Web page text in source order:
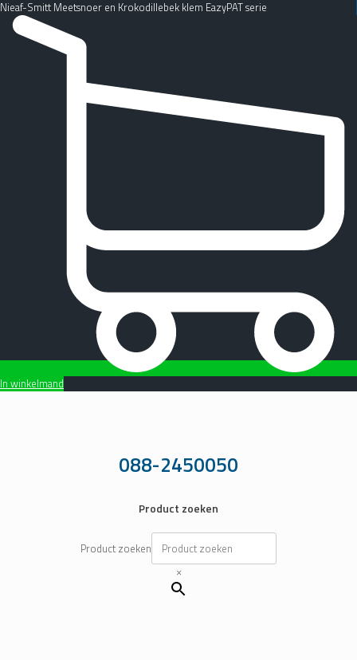
Nieaf-Smitt Meetsnoer en Krokodillebek klem EazyPAT serie
In winkelmand
088-2450050
Product zoeken
Product zoeken
×